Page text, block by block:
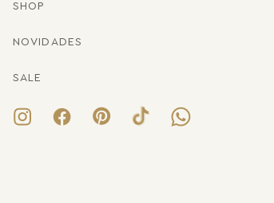
SHOP
NOVIDADES
SALE